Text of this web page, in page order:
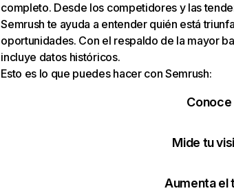
completo. Desde los competidores y las
Semrush te ayuda a entender quién está
oportunidades. Con el respaldo de la mayor
incluye datos históricos.
Esto es lo que puedes hacer con Semrush:
Mide tu
Aumenta el